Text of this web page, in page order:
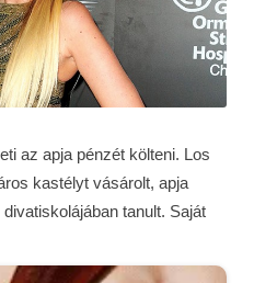
az apja pénzét költeni. Los
kastélyt vásárolt, apja
tanult. Saját